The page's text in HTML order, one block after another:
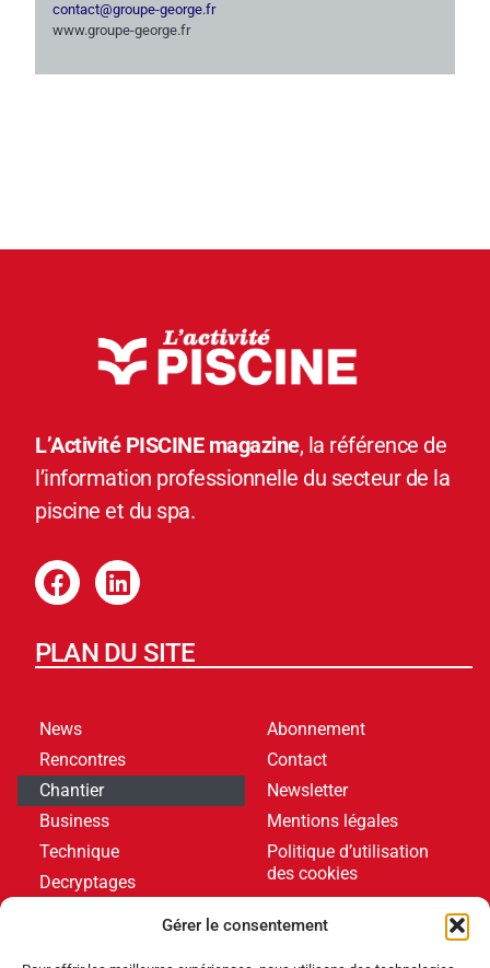
Gérer le consentement
contact@groupe-george.fr
www.groupe-george.fr
L’Activité PISCINE magazine, la référence de
l’information professionnelle du secteur de la
piscine et du spa.
PLAN DU SITE
News
Rencontres
Chantier
Business
Technique
Decryptages
Abonnement
Contact
Newsletter
Mentions légales
Politique d’utilisation
des cookies